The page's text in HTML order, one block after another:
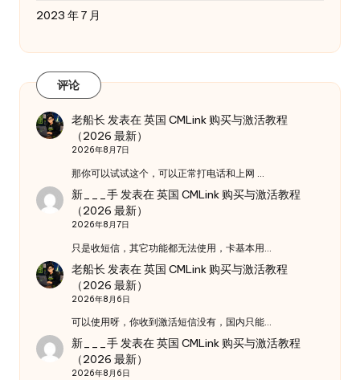
2023 年 7 月
评论
老船长 发表在英国 CMLink 购买与激活教程
（2026 最新）
2026年8月7日
那你可以试试这个，可以正常打电话和上网 …
新___手发表在英国 CMLink 购买与激活教程
（2026 最新）
2026年8月7日
只是收短信，其它功能都无法使用，卡基本用…
老船长 发表在英国 CMLink 购买与激活教程
（2026 最新）
2026年8月6日
可以使用呀，你收到激活短信没有，国内只能…
新___手发表在英国 CMLink 购买与激活教程
（2026 最新）
2026年8月6日